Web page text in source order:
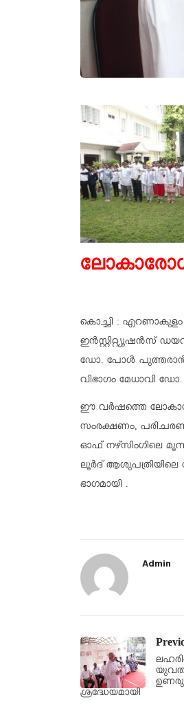
കൊച്ചി : എറണാകുളം
ഇൻസ്റ്റിറ്റ്യൂഷൻസ്
ഡോ. പോൾ പുത്തരാൻ
വിഭാഗം മേധാവി
ഈ വർഷത്തെ
സംരക്ഷണം,
ഓഫ് നഴ്സിംഗിലെ
ലൂർദ് ആശുപത്രിയിലെ
ഭാഗമായി .
Admin
ശ്രദ്ധേയമായി